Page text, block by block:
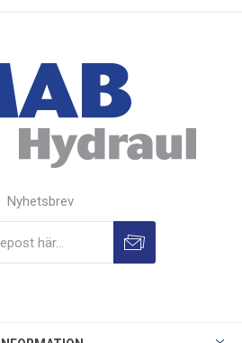
Nyhetsbrev